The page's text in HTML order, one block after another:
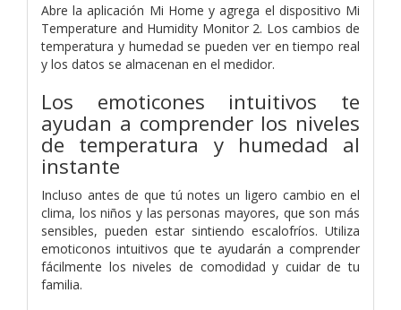
Abre la aplicación Mi Home y agrega el dispositivo Mi
Temperature and Humidity Monitor 2. Los cambios de
temperatura y humedad se pueden ver en tiempo real
y los datos se almacenan en el medidor.
Los emoticones intuitivos te
ayudan a comprender los niveles
de temperatura y humedad al
instante
Incluso antes de que tú notes un ligero cambio en el
clima, los niños y las personas mayores, que son más
sensibles, pueden estar sintiendo escalofríos. Utiliza
emoticonos intuitivos que te ayudarán a comprender
fácilmente los niveles de comodidad y cuidar de tu
familia.